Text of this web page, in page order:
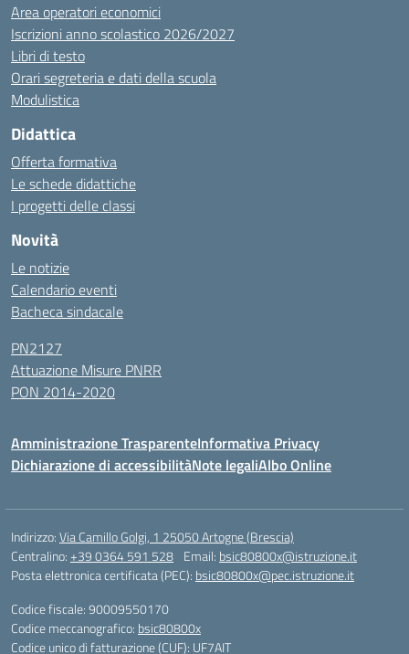
Area operatori economici
Iscrizioni anno scolastico 2026/2027
Libri di testo
Orari segreteria e dati della scuola
Modulistica
Didattica
Offerta formativa
Le schede didattiche
I progetti delle classi
Novità
Le notizie
Calendario eventi
Bacheca sindacale
PN2127
Attuazione Misure PNRR
PON 2014-2020
Amministrazione TrasparenteInformativa Privacy
Dichiarazione di accessibilitàNote legaliAlbo Online
Indirizzo:Via Camillo Golgi, 1 25050 Artogne (Brescia)
Centralino:+39 0364 591 528 Email: bsic80800x@istruzione.it
Posta elettronica certificata (PEC): bsic80800x@pec.istruzione.it
Codice fiscale: 90009550170
Codice meccanografico: bsic80800x
Codice unico di fatturazione (CUF): UF7AIT